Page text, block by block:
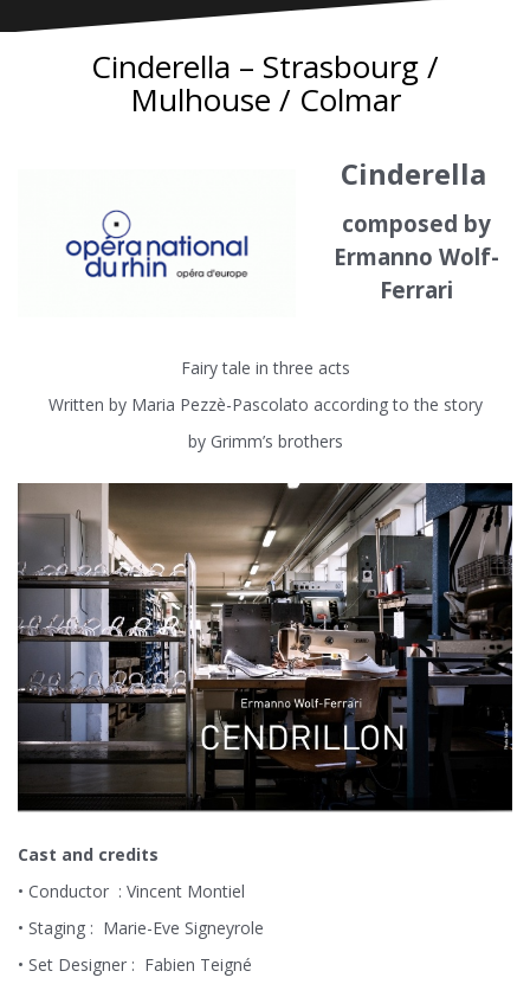
Cinderella – Strasbourg /
Mulhouse / Colmar
Cinderella
composed by
Ermanno Wolf-
Ferrari
Fairy tale in three acts
Written by Maria Pezzè-Pascolato according to the story
by Grimm’s brothers
Cast and credits
• Conductor : Vincent Montiel
• Staging : Marie-Eve Signeyrole
• Set Designer : Fabien Teigné